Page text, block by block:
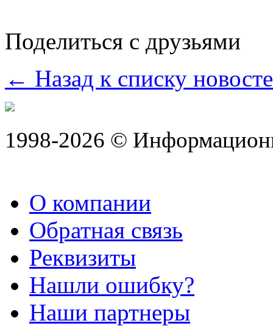
Поделиться с друзьями
← Назад к списку
1998-2026 ©
О компании
Обратная связь
Реквизиты
Нашли ошибку?
Наши партнеры